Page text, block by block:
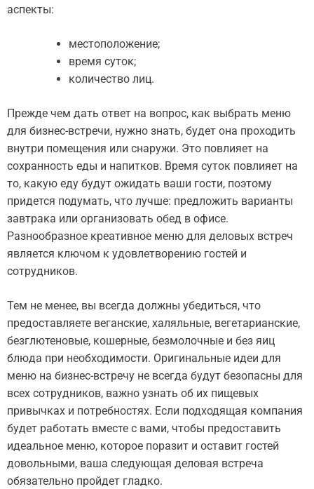
аспекты:
местоположение;
время суток;
количество лиц.
Прежде чем дать ответ на вопрос, как выбрать меню
для бизнес-встречи, нужно знать, будет она проходить
внутри помещения или снаружи. Это повлияет на
сохранность еды и напитков. Время суток повлияет на
то, какую еду будут ожидать ваши гости, поэтому
придется подумать, что лучше: предложить варианты
завтрака или организовать обед в офисе.
Разнообразное креативное меню для деловых встреч
является ключом к удовлетворению гостей и
сотрудников.
Тем не менее, вы всегда должны убедиться, что
предоставляете веганские, халяльные, вегетарианские,
безглютеновые, кошерные, безмолочные и без яиц
блюда при необходимости. Оригинальные идеи для
меню на бизнес-встречу не всегда будут безопасны для
всех сотрудников, важно узнать об их пищевых
привычках и потребностях. Если подходящая компания
будет работать вместе с вами, чтобы предоставить
идеальное меню, которое поразит и оставит гостей
довольными, ваша следующая деловая встреча
обязательно пройдет гладко.